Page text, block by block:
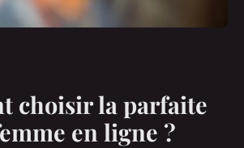
choisir la parfaite
en ligne ?